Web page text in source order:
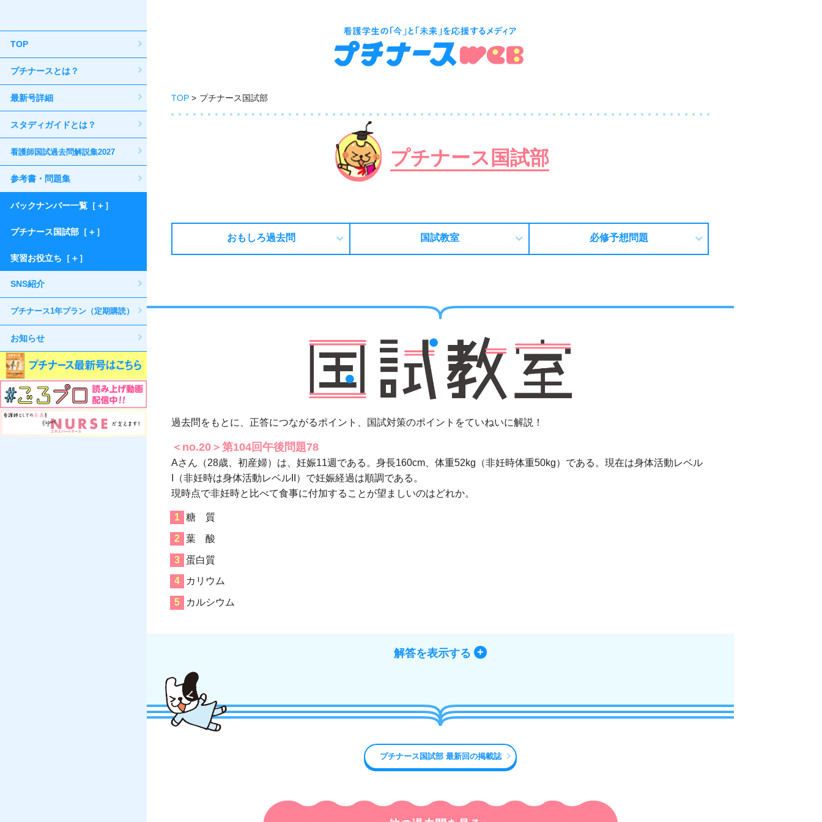
TOP
プチナースとは？
最新号詳細
スタディガイドとは？
看護師国試過去問解説集2027
参考書・問題集
バックナンバー一覧［＋］
プチナース国試部［＋］
実習お役立ち［＋］
SNS紹介
プチナース1年プラン（定期購読）
お知らせ
TOP プチナース国試部
プチナース国試部
おもしろ過去問 国試教室 必修予想問題
過去問をもとに、正答につながるポイント、国試対策のポイントをていねいに解説！
＜no.20＞第104回午後問題78
Aさん（28歳、初産婦）は、妊娠11週である。身長160cm、体重52kg（非妊時体重50kg）である。現在は身体活動レベル
I（非妊時は身体活動レベルII）で妊娠経過は順調である。
現時点で非妊時と比べて食事に付加することが望ましいのはどれか。
糖 質
葉 酸
蛋白質
カリウム
カルシウム
解答を表示する
プチナース国試部 最新回の掲載誌